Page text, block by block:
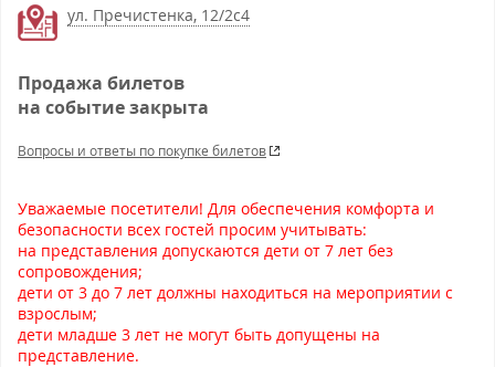
ул. Пречистенка, 12/2c4
Продажа билетов
на событие закрыта
Вопросы и ответы по покупке билетов
Уважаемые посетители! Для обеспечения комфорта и
безопасности всех гостей просим учитывать:
на представления допускаются дети от 7 лет без
сопровождения;
дети от 3 до 7 лет должны находиться на мероприятии с
взрослым;
дети младше 3 лет не могут быть допущены на
представление.